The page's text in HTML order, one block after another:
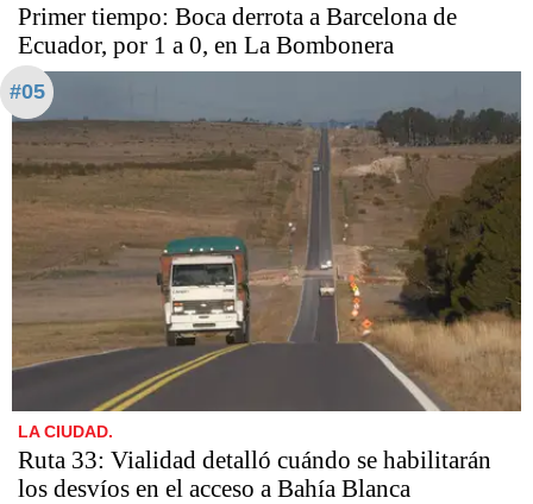
Primer tiempo: Boca derrota a Barcelona de
Ecuador, por 1 a 0, en La Bombonera
#05
LA CIUDAD.
Ruta 33: Vialidad detalló cuándo se habilitarán
los desvíos en el acceso a Bahía Blanca